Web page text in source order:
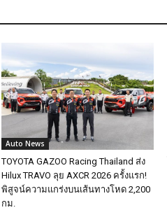
Auto News
TOYOTA GAZOO Racing Thailand ส่ง
Hilux TRAVO ลุย AXCR 2026 ครั้งแรก!
พิสูจน์ความแกร่งบนเส้นทางโหด 2,200
กม.